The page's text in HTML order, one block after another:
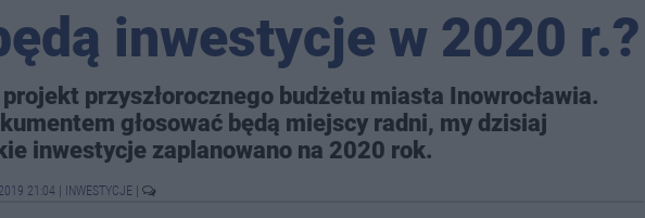
inwestycje w 2020 r.?
przyszłorocznego budżetu miasta Inowrocławia.
głosować będą miejscy radni, my dzisiaj
inwestycje zaplanowano na 2020 rok.
21:04 INWESTYCJE